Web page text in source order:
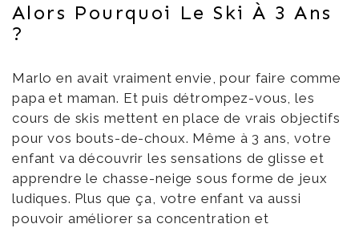
Alors Pourquoi Le Ski À 3 Ans
?
Marlo en avait vraiment envie, pour faire comme
papa et maman. Et puis détrompez-vous, les
cours de skis mettent en place de vrais objectifs
pour vos bouts-de-choux. Même à 3 ans, votre
enfant va découvrir les sensations de glisse et
apprendre le chasse-neige sous forme de jeux
ludiques. Plus que ça, votre enfant va aussi
pouvoir améliorer sa concentration et